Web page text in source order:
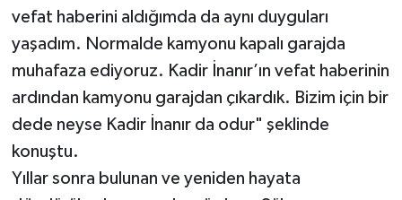
vefat haberini aldığımda da aynı duyguları
yaşadım. Normalde kamyonu kapalı garajda
muhafaza ediyoruz. Kadir İnanır’ın vefat haberinin
ardından kamyonu garajdan çıkardık. Bizim için bir
dede neyse Kadir İnanır da odur" şeklinde
konuştu.
Yıllar sonra bulunan ve yeniden hayata